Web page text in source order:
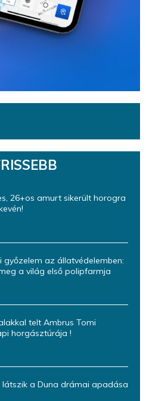
26+os amurt sikerült horogra
győzelem az állatvédelemben:
a világ első polipfarmja
telt Ambrus Tomi
horgásztúrája !
látszik a Duna drámai apadása